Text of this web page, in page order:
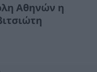
Αθηνών η